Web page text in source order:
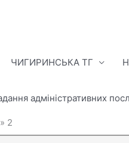
ЧИГИРИНСЬКА ТГ
адміністративних
2